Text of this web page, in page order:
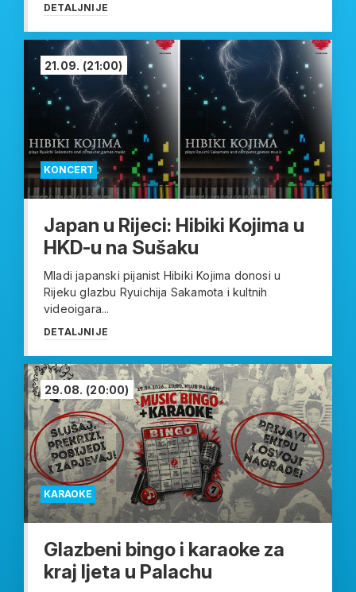
DETALJNIJE
KONCERT
21.09. (21:00)
Japan u Rijeci: Hibiki Kojima u
HKD-u na Sušaku
Mladi japanski pijanist Hibiki Kojima donosi u
Rijeku glazbu Ryuichija Sakamota i kultnih
videoigara...
DETALJNIJE
KARAOKE
29.08. (20:00)
Glazbeni bingo i karaoke za
kraj ljeta u Palachu